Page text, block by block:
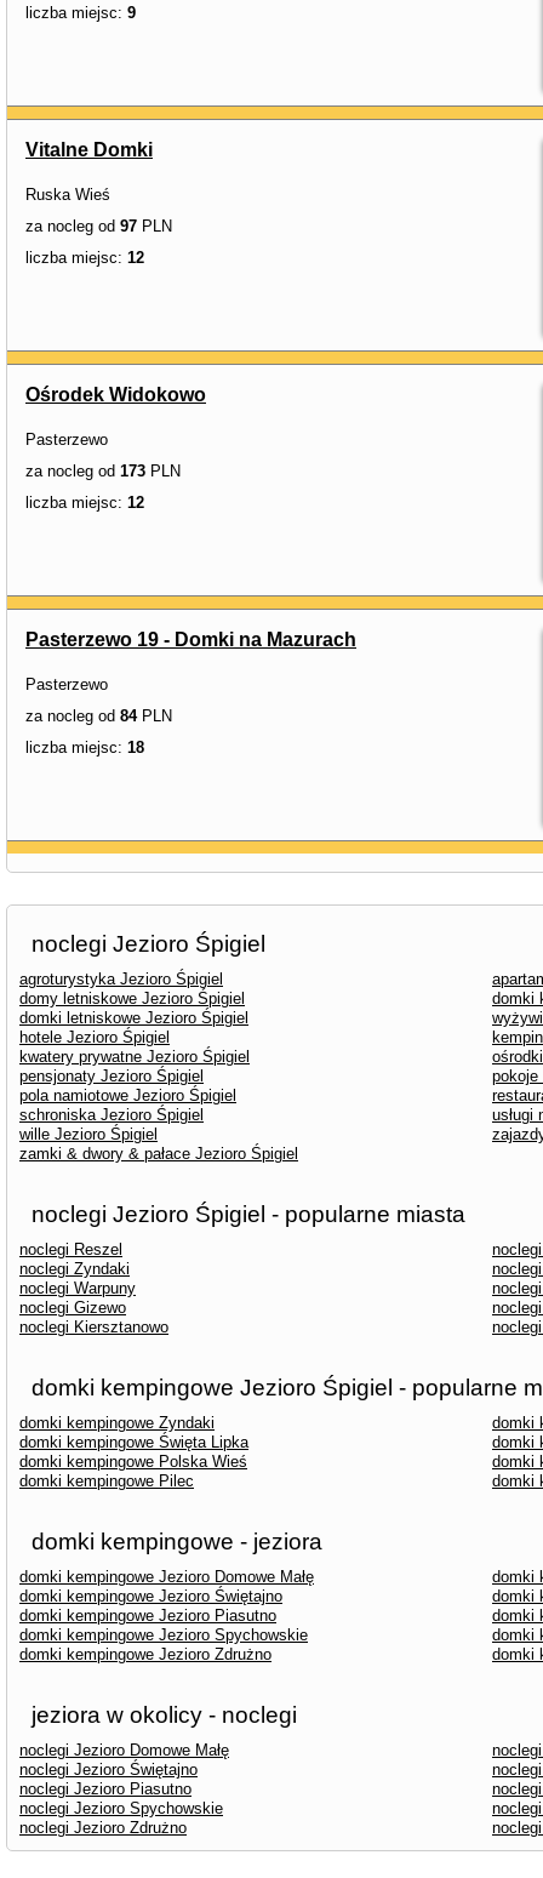
liczba miejsc: 9
Vitalne Domki
Ruska Wieś
za nocleg od 97 PLN
liczba miejsc: 12
Ośrodek Widokowo
Pasterzewo
za nocleg od 173 PLN
liczba miejsc: 12
Pasterzewo 19 - Domki na Mazurach
Pasterzewo
za nocleg od 84PLN
liczba miejsc: 18
noclegi Jezioro Śpigiel
agroturystyka Jezioro Śpigiel
domy letniskowe Jezioro Śpigiel
domki
domki letniskowe Jezioro Śpigiel
hotele Jezioro Śpigiel
kwatery prywatne Jezioro Śpigiel
pensjonaty Jezioro Śpigiel
pokoje
pola namiotowe Jezioro Śpigiel
schroniska Jezioro Śpigiel
usługi
wille Jezioro Śpigiel
zamki & dwory & pałace Jezioro Śpigiel
noclegi Jezioro Śpigiel - popularne miasta
noclegi Reszel
noclegi Zyndaki
noclegi Warpuny
noclegi Gizewo
noclegi Kiersztanowo
domki kempingowe Jezioro Śpigiel - popularne
domki kempingowe Zyndaki
domki
domki kempingowe Święta Lipka
domki
domki kempingowe Polska Wieś
domki
domki kempingowe Pilec
domki
domki kempingowe - jeziora
domki kempingowe Jezioro Domowe Małę
domki
domki kempingowe Jezioro Świętajno
domki
domki kempingowe Jezioro Piasutno
domki
domki kempingowe Jezioro Spychowskie
domki
domki kempingowe Jezioro Zdrużno
domki
jeziora w okolicy - noclegi
noclegi Jezioro Domowe Małę
noclegi Jezioro Świętajno
noclegi Jezioro Piasutno
noclegi Jezioro Spychowskie
noclegi Jezioro Zdrużno